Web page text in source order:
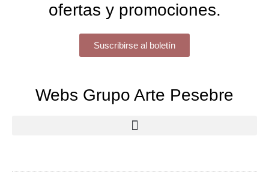
ofertas y promociones.
Suscribirse al boletín
Webs Grupo Arte Pesebre